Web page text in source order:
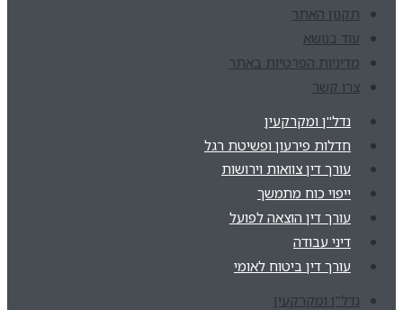
תקנון האתר
עוד בנושא
מדיניות הפרטיות באתר
צרו קשר
נדל"ן ומקרקעין
חדלות פירעון ופשיטת רגל
עורך דין צוואות וירושות
ייפוי כוח מתמשך
עורך דין הוצאה לפועל
דיני עבודה
עורך דין ביטוח לאומי
נדל"ן ומקרקעין